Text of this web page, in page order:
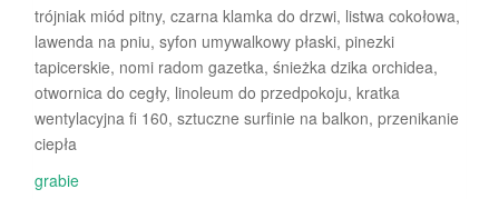
trójniak miód pitny, czarna klamka do drzwi, listwa cokołowa,
lawenda na pniu, syfon umywalkowy płaski, pinezki
tapicerskie, nomi radom gazetka, śnieżka dzika orchidea,
otwornica do cegły, linoleum do przedpokoju, kratka
wentylacyjna fi 160, sztuczne surfinie na balkon, przenikanie
ciepła
grabie